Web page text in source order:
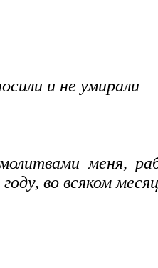
и не умирали
меня,
во всяком